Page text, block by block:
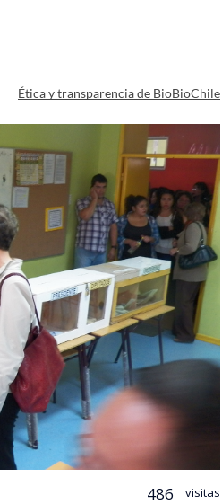
Ética y transparencia de BioBioChile
486 visitas